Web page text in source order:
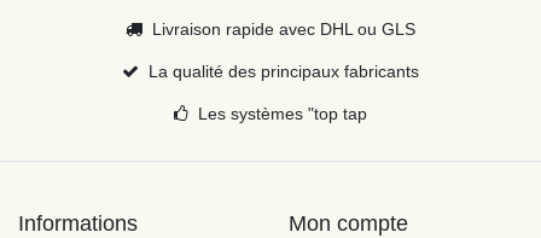
Livraison rapide avec DHL ou GLS
La qualité des principaux fabricants
Les systèmes "top tap
Informations Mon compte